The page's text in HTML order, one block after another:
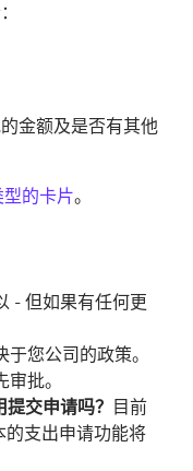
金额及是否有其他
的卡片。
- 但如果有任何更
于您公司的政策。
批。
交申请吗？ 目前
支出申请功能将